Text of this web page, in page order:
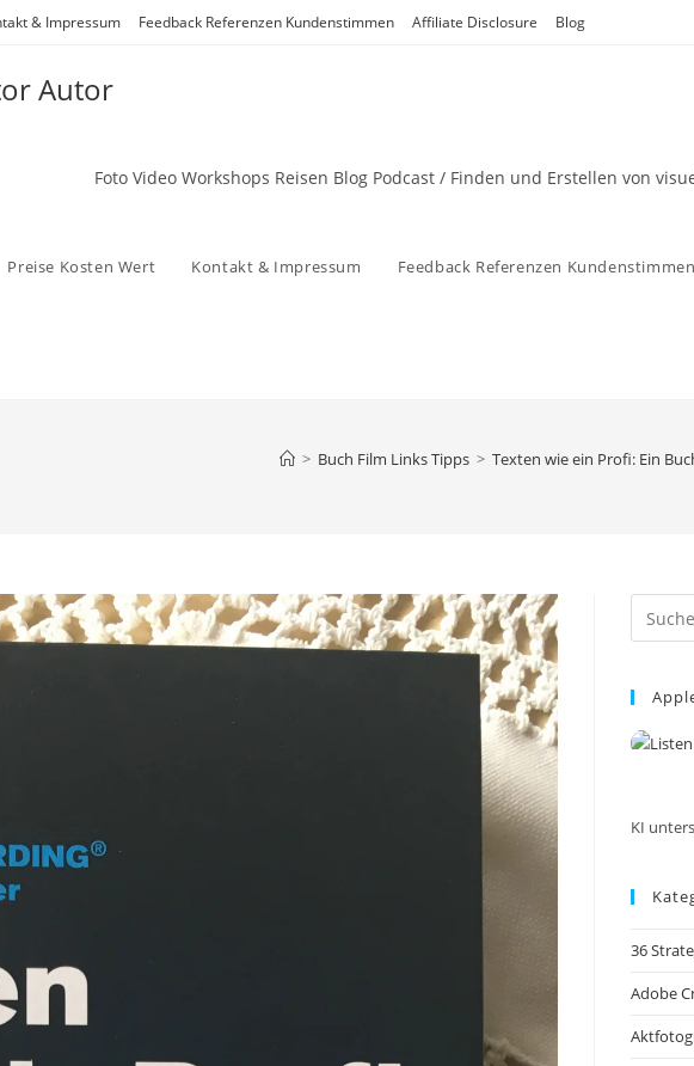
& Impressum Feedback Referenzen Kundenstimmen Affiliate Disclosure Blog
Autor
Foto Video Workshops Reisen Blog Podcast / Finden und Erstellen von
Preise Kosten Wert Kontakt & Impressum Feedback Referenzen Kundenstimmen
> Buch Film Links Tipps > Texten wie ein Profi: Ein
KI
36
Adobe